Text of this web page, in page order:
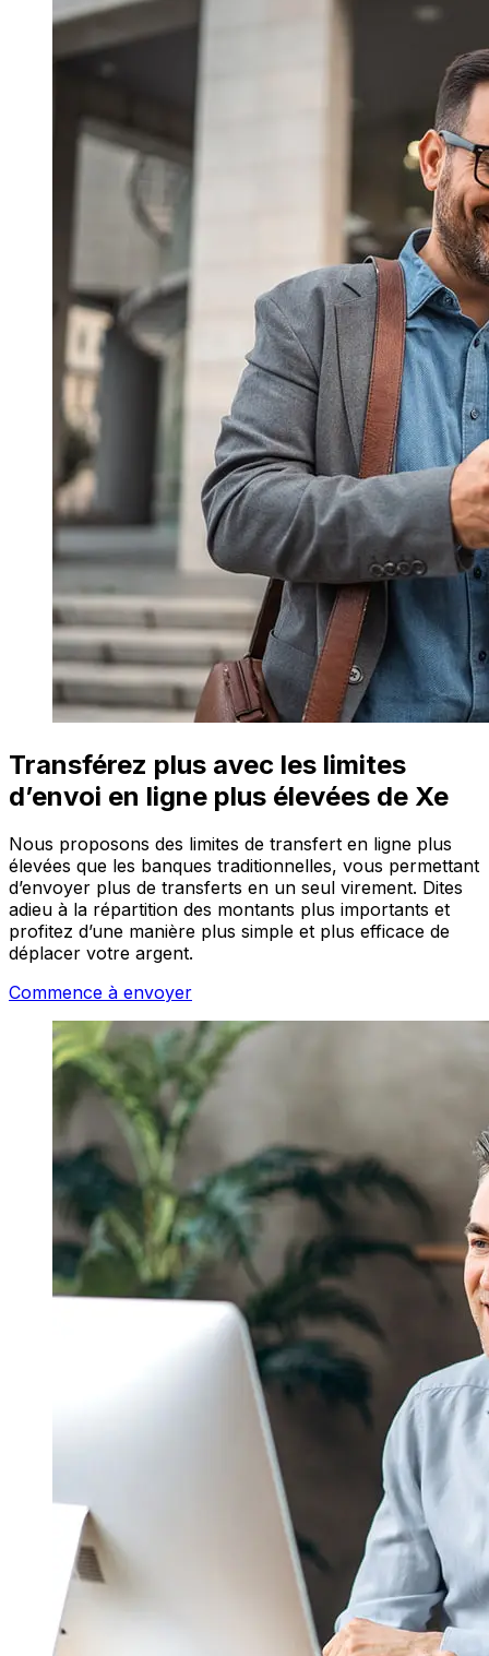
Transférez plus avec les limites
d’envoi en ligne plus élevées de Xe
Nous proposons des limites de transfert en ligne plus
élevées que les banques traditionnelles, vous permettant
d’envoyer plus de transferts en un seul virement. Dites
adieu à la répartition des montants plus importants et
profitez d’une manière plus simple et plus efficace de
déplacer votre argent.
Commence à envoyer